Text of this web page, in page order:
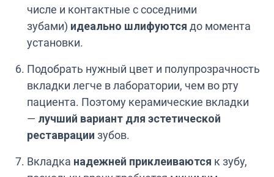
числе и контактные с соседними
зубами) идеально шлифуются до момента
установки.
Подобрать нужный цвет и полупрозрачность
вкладки легче в лаборатории, чем во рту
пациента. Поэтому керамические вкладки
— лучший вариант для эстетической
реставрации зубов.
Вкладка надежней приклеиваются к зубу,